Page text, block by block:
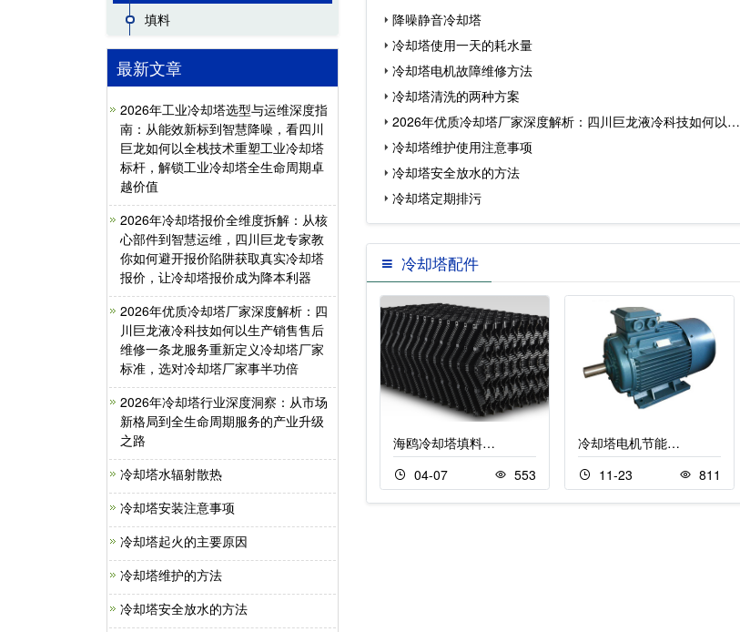
填料
最新文章
2026年工业冷却塔选型与运维深度指
南：从能效新标到智慧降噪，看四川
巨龙如何以全栈技术重塑工业冷却塔
标杆，解锁工业冷却塔全生命周期卓
越价值
2026年冷却塔报价全维度拆解：从核
心部件到智慧运维，四川巨龙专家教
你如何避开报价陷阱获取真实冷却塔
报价，让冷却塔报价成为降本利器
2026年优质冷却塔厂家深度解析：四
川巨龙液冷科技如何以生产销售售后
维修一条龙服务重新定义冷却塔厂家
标准，选对冷却塔厂家事半功倍
2026年冷却塔行业深度洞察：从市场
新格局到全生命周期服务的产业升级
之路
冷却塔水辐射散热
冷却塔安装注意事项
冷却塔起火的主要原因
冷却塔维护的方法
冷却塔安全放水的方法
降噪静音冷却塔
冷却塔使用一天的耗水量
冷却塔电机故障维修方法
冷却塔清洗的两种方案
2026年优质冷却塔厂家深度解析：四川巨龙液冷科技如何以生
产…
冷却塔维护使用注意事项
冷却塔安全放水的方法
冷却塔定期排污
冷却塔配件
BAC冷却塔填料…
568
海鸥冷却塔填料…
04-07
553
冷却塔电机节能…
11-23
811